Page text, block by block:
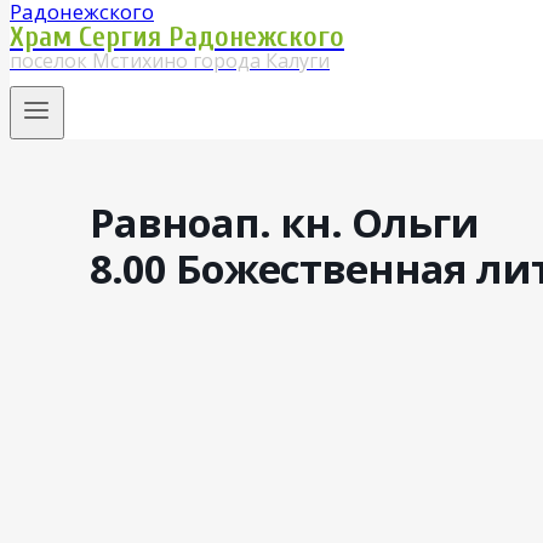
Храм Сергия Радонежского
поселок Мстихино города Калуги
Равноап. кн. Ольги
8.00 Божественная